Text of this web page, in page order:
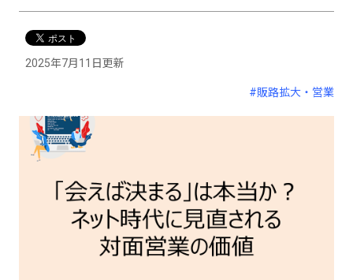
2025年7月11日更新
#販路拡大・営業